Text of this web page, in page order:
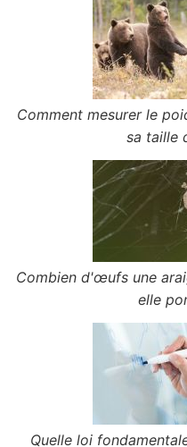
Comment mesurer le
sa taille
Combien d'œufs une
elle
Quelle loi